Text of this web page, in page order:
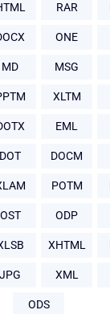
RAR
ONE
MD MSG
XLTM
EML
DOT DOCM
POTM
OST ODP
XHTML
JPG XML
ODS